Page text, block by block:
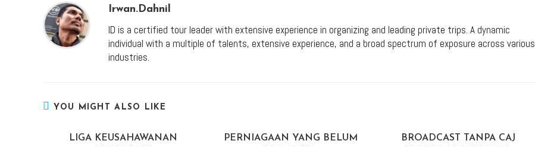
Irwan.dahnil
ID is a certified tour leader with extensive experience in organizing and leading private trips. A dynamic
individual with a multiple of talents, extensive experience, and a broad spectrum of exposure across various
industries.
YOU MIGHT ALSO LIKE
LIGA KEUSAHAWANAN
PERNIAGAAN YANG BELUM
BROADCAST TANPA CAJ